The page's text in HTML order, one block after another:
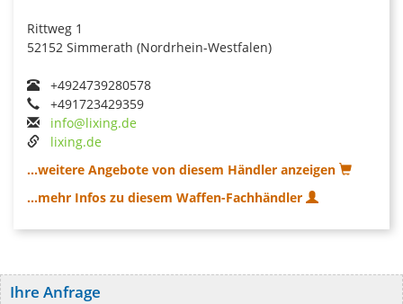
Rittweg 1
52152 Simmerath (Nordrhein-Westfalen)
+4924739280578
+491723429359
info@lixing.de
lixing.de
...weitere Angebote von diesem Händler anzeigen
...mehr Infos zu diesem Waffen-Fachhändler
Ihre Anfrage